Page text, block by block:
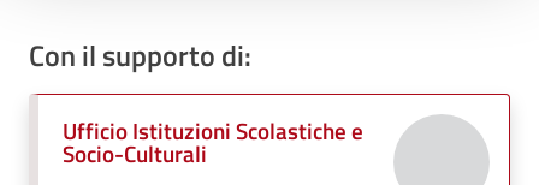
Con il supporto di:
Ufficio Istituzioni Scolastiche e
Socio-Culturali